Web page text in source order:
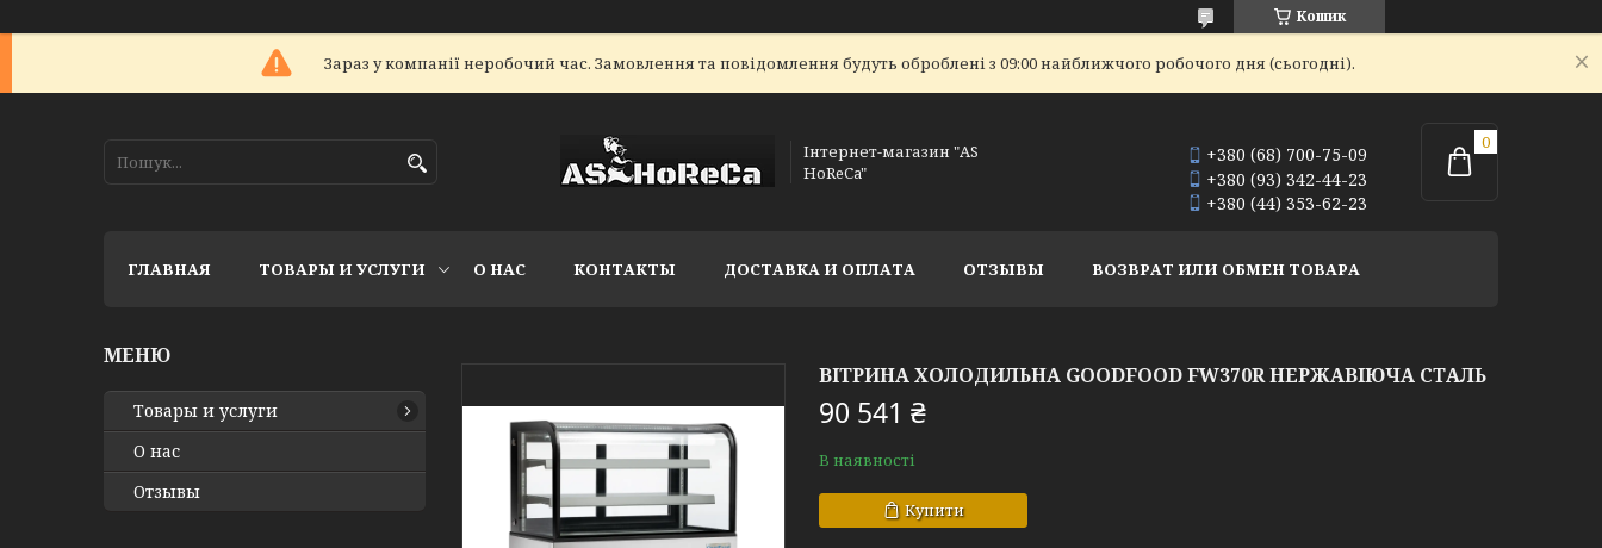
Кошик
Зараз у компанії неробочий час. Замовлення та повідомлення будуть оброблені з 09:00 найближчого робочого дня (сьогодні).
Інтернет-магазин "AS
HoReCa"
+380 (68) 700-75-09
+380 (93) 342-44-23
+380 (44) 353-62-23
ГЛАВНАЯ ТОВАРЫ И УСЛУГИ О НАС КОНТАКТЫ ДОСТАВКА И ОПЛАТА ОТЗЫВЫ ВОЗВРАТ ИЛИ ОБМЕН ТОВАРА
ВІТРИНА ХОЛОДИЛЬНА GOODFOOD FW370R НЕРЖАВІЮЧА СТАЛЬ
90 541 ₴
В наявності
Купити
Товары и услуги
О нас
Отзывы